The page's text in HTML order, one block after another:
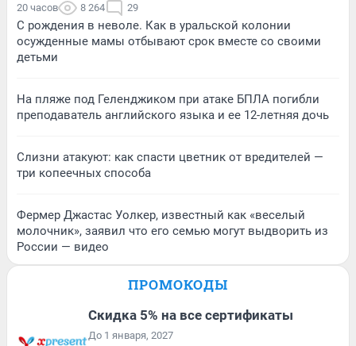
20 часов 8 264 29
С рождения в неволе. Как в уральской колонии
осужденные мамы отбывают срок вместе со своими
детьми
На пляже под Геленджиком при атаке БПЛА погибли
преподаватель английского языка и ее 12-летняя дочь
Слизни атакуют: как спасти цветник от вредителей —
три копеечных способа
Фермер Джастас Уолкер, известный как «веселый
молочник», заявил что его семью могут выдворить из
России — видео
ПРОМОКОДЫ
Скидка 5% на все сертификаты
До 1 января, 2027